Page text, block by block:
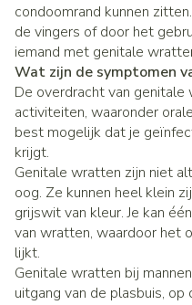
condoomrand kunnen
de vingers of door het
iemand met genitale
Wat zijn de symptomen
De overdracht van
activiteiten, waaronder
best mogelijk dat je
krijgt.
Genitale wratten zijn niet
oog. Ze kunnen heel klein
grijswit van kleur. Je kan
van wratten, waardoor het
lijkt.
Genitale wratten bij
uitgang van de plasbuis, op